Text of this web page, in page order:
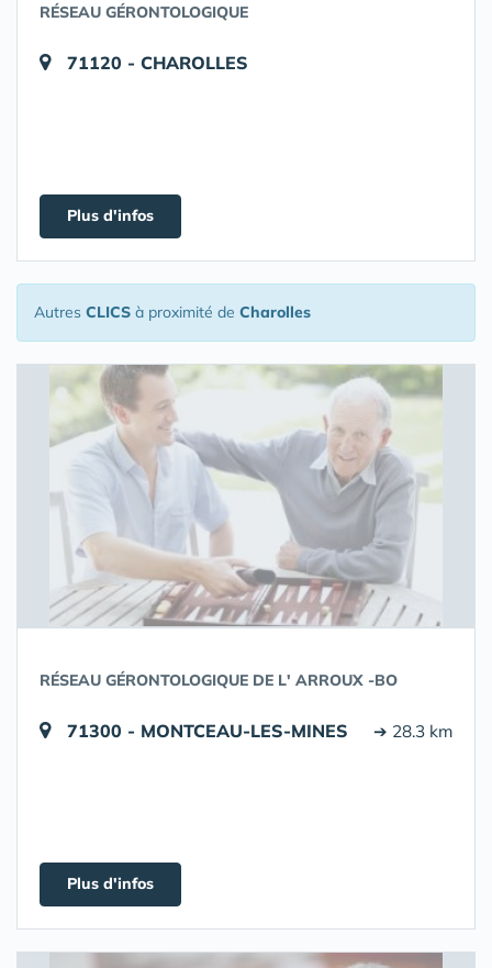
RÉSEAU GÉRONTOLOGIQUE
71120 - CHAROLLES
Plus d'infos
Autres CLICS à proximité de Charolles
RÉSEAU GÉRONTOLOGIQUE DE L' ARROUX -BO
71300 - MONTCEAU-LES-MINES ➔ 28.3 km
Plus d'infos